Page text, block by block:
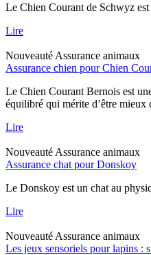
Le Chien Courant de Schwyz est
Lire
Nouveauté Assurance animaux
Assurance chien pour Chien
Le Chien Courant Bernois est
équilibré qui mérite d’être mieux
Lire
Nouveauté Assurance animaux
Assurance chat pour Donskoy
Le Donskoy est un chat au
Lire
Nouveauté Assurance animaux
Les jeux sensoriels pour lapins :